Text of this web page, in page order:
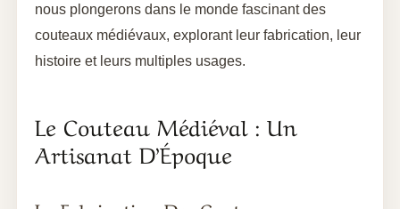
nous plongerons dans le monde fascinant des
couteaux médiévaux, explorant leur fabrication, leur
histoire et leurs multiples usages.
Le Couteau Médiéval : Un
Artisanat D’Époque